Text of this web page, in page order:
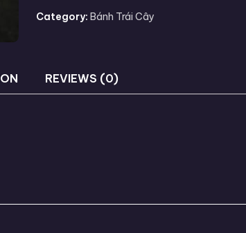
Category: Bánh Trái Cây
REVIEWS (0)